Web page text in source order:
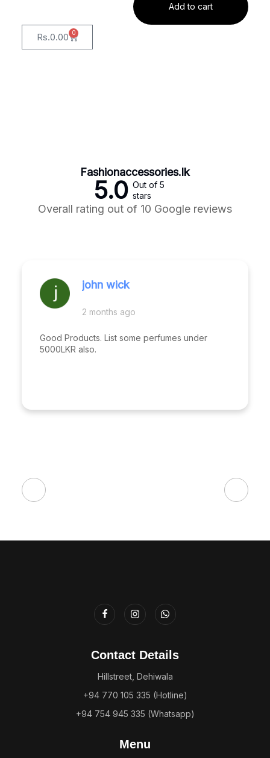
Add to cart
Rs.0.00 0
Fashionaccessories.lk
5.0 Out of 5
stars
Overall rating out of 10 Google reviews
john wick
2 months ago
Good Products. List some perfumes under
5000LKR also.
Contact Details
Hillstreet, Dehiwala
+94 770 105 335 (Hotline)
+94 754 945 335 (Whatsapp)
Menu